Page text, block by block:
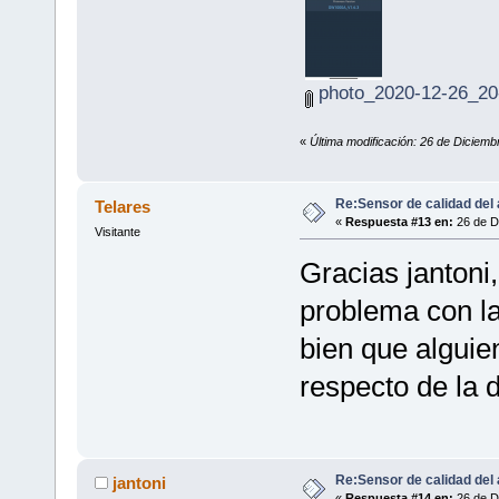
photo_2020-12-
« Última modificación: 26 de
Telares
Visitante
Re:Sensor de calidad del
« Respuesta #13 en: 26 de
Gracias
problema con
bien que
respecto de la
jantoni Re:Sensor de calidad del